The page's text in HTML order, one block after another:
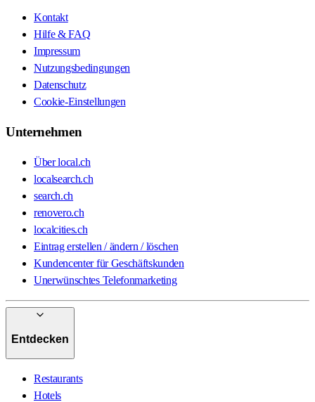
Kontakt
Hilfe & FAQ
Impressum
Nutzungsbedingungen
Datenschutz
Cookie-Einstellungen
Unternehmen
Über local.ch
localsearch.ch
search.ch
renovero.ch
localcities.ch
Eintrag erstellen / ändern / löschen
Kundencenter für Geschäftskunden
Unerwünschtes Telefonmarketing
Entdecken
Restaurants
Hotels